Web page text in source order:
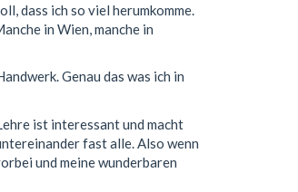
dass ich so viel herumkomme.
in Wien, manche in
Genau das was ich in
ist interessant und macht
fast alle. Also wenn
und meine wunderbaren